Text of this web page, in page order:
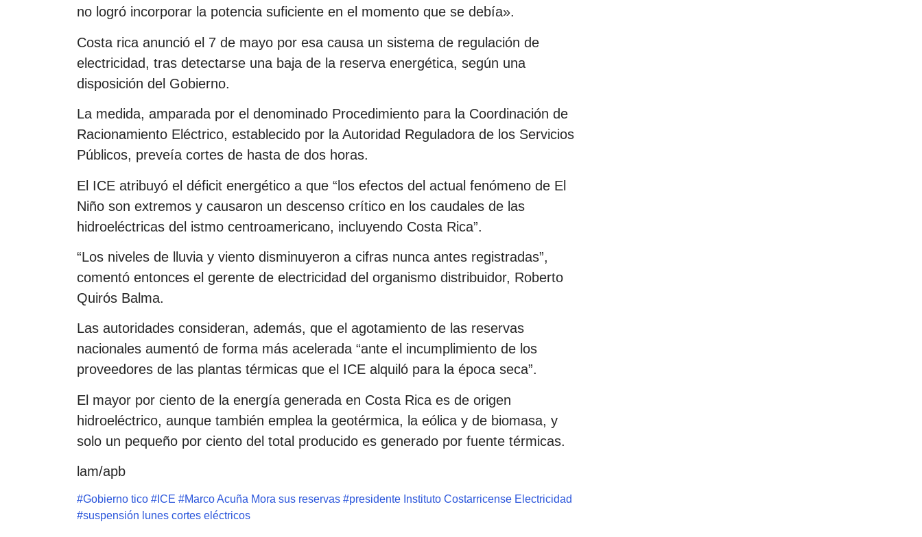
no logró incorporar la potencia suficiente en el momento que se debía».
Costa rica anunció el 7 de mayo por esa causa un sistema de regulación de
electricidad, tras detectarse una baja de la reserva energética, según una
disposición del Gobierno.
La medida, amparada por el denominado Procedimiento para la Coordinación de
Racionamiento Eléctrico, establecido por la Autoridad Reguladora de los Servicios
Públicos, preveía cortes de hasta de dos horas.
El ICE atribuyó el déficit energético a que “los efectos del actual fenómeno de El
Niño son extremos y causaron un descenso crítico en los caudales de las
hidroeléctricas del istmo centroamericano, incluyendo Costa Rica”.
“Los niveles de lluvia y viento disminuyeron a cifras nunca antes registradas”,
comentó entonces el gerente de electricidad del organismo distribuidor, Roberto
Quirós Balma.
Las autoridades consideran, además, que el agotamiento de las reservas
nacionales aumentó de forma más acelerada “ante el incumplimiento de los
proveedores de las plantas térmicas que el ICE alquiló para la época seca”.
El mayor por ciento de la energía generada en Costa Rica es de origen
hidroeléctrico, aunque también emplea la geotérmica, la eólica y de biomasa, y
solo un pequeño por ciento del total producido es generado por fuente térmicas.
lam/apb
#Gobierno tico # ICE #Marco Acuña Mora sus reservas #presidente Instituto Costarricense Electricidad
#suspensión lunes cortes eléctricos